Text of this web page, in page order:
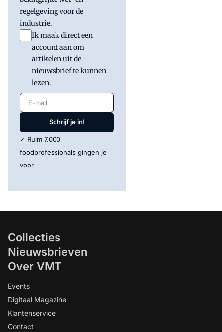
regelgeving voor de
industrie.
Ik maak direct een
account aan om
artikelen uit de
nieuwsbrief te kunnen
lezen.
E-mail
Schrijf je in!
✓ Ruim 7.000
foodprofessionals gingen je
voor
Collecties
Nieuwsbrieven
Over VMT
Events
Digitaal Magazine
Klantenservice
Contact